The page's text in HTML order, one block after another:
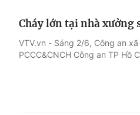
Thế giới đó đây
Cháy lớn tại nhà xưởng
VTV.vn - Sáng 2/6, Công an
PCCC&CNCH Công an TP Hồ